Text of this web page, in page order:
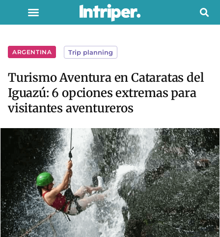
ARGENTINA Trip planning
Turismo Aventura en Cataratas del
Iguazú: 6 opciones extremas para
visitantes aventureros